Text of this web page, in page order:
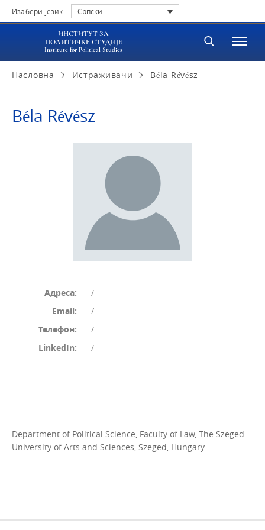
Изабери језик: Српски
ИНСТИТУТ ЗА
ПОЛИТИЧКЕ СТУДИЈЕ
Institute for Political Studies
Насловна Истраживачи Béla Révész
Béla Révész
Адреса:
/
Email:
/
Телефон:
/
LinkedIn:
/
Department of Political Science, Faculty of Law, The Szeged
University of Arts and Sciences, Szeged, Hungary